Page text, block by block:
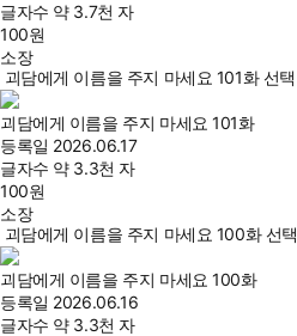
글자수 약 3.7천 자
100원
소장
괴담에게 이름을 주지 마세요 101화 선택
괴담에게 이름을 주지 마세요 101화
등록일 2026.06.17
글자수 약 3.3천 자
100원
소장
괴담에게 이름을 주지 마세요 100화 선택
괴담에게 이름을 주지 마세요 100화
등록일 2026.06.16
글자수 약 3.3천 자